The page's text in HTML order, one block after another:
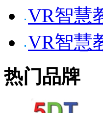
VR智慧
VR智慧
热门品牌